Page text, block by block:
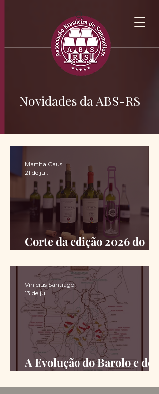
Novidades da ABS-RS
Corte da edição 2026 do
Martha Caus
21 de jul.
A Evolução do Barolo e do
Vinícius Santiago
13 de jul.